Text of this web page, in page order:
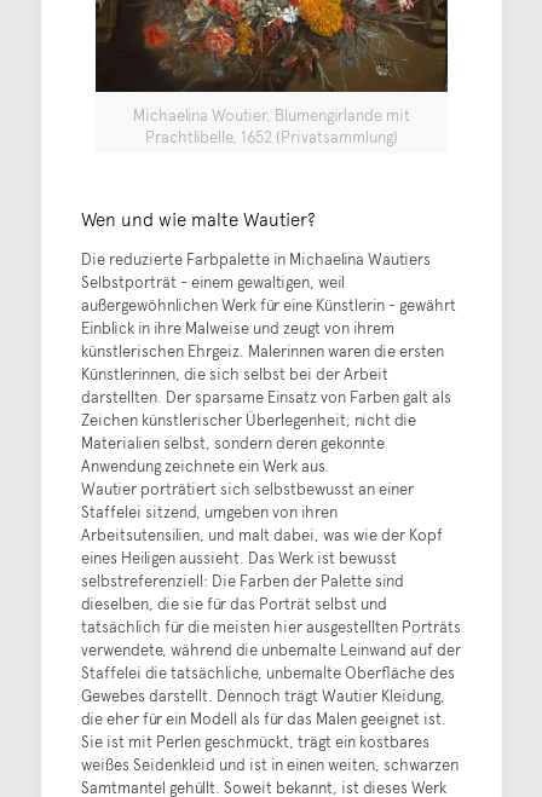
Michaelina Woutier, Blumengirlande mit
Prachtlibelle, 1652 (Privatsammlung)
Wen und wie malte Wautier?
Die reduzierte Farbpalette in Michaelina Wautiers
Selbstporträt - einem gewaltigen, weil
außergewöhnlichen Werk für eine Künstlerin - gewährt
Einblick in ihre Malweise und zeugt von ihrem
künstlerischen Ehrgeiz. Malerinnen waren die ersten
Künstlerinnen, die sich selbst bei der Arbeit
darstellten. Der sparsame Einsatz von Farben galt als
Zeichen künstlerischer Überlegenheit; nicht die
Materialien selbst, sondern deren gekonnte
Anwendung zeichnete ein Werk aus.
Wautier porträtiert sich selbstbewusst an einer
Staffelei sitzend, umgeben von ihren
Arbeitsutensilien, und malt dabei, was wie der Kopf
eines Heiligen aussieht. Das Werk ist bewusst
selbstreferenziell: Die Farben der Palette sind
dieselben, die sie für das Porträt selbst und
tatsächlich für die meisten hier ausgestellten Porträts
verwendete, während die unbemalte Leinwand auf der
Staffelei die tatsächliche, unbemalte Oberfläche des
Gewebes darstellt. Dennoch trägt Wautier Kleidung,
die eher für ein Modell als für das Malen geeignet ist.
Sie ist mit Perlen geschmückt, trägt ein kostbares
weißes Seidenkleid und ist in einen weiten, schwarzen
Samtmantel gehüllt. Soweit bekannt, ist dieses Werk